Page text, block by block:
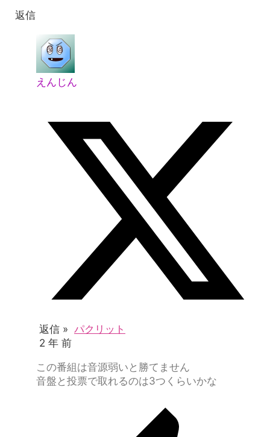
返信
えんじん
返信 » パクリット
2 年 前
この番組は音源弱いと勝てません
音盤と投票で取れるのは3つくらいかな